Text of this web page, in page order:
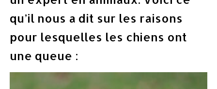
qu’il nous a dit sur les raisons
pour lesquelles les chiens ont
une queue :